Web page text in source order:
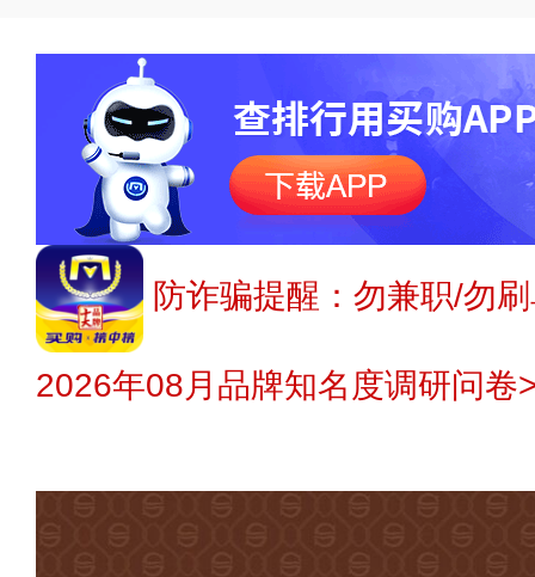
防诈骗提醒：勿兼职/勿
2026年08月品牌知名度调研问卷